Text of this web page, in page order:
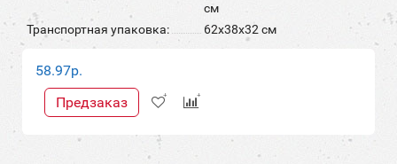
см
Транспортная упаковка:
62x38x32 см
58.97р.
Предзаказ